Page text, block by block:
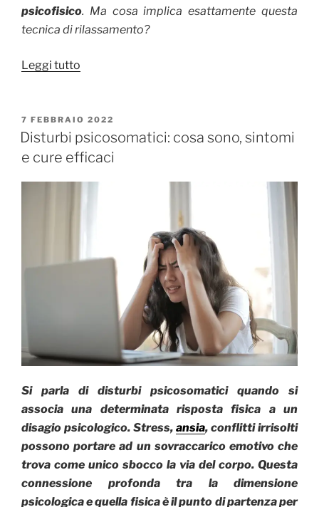
psicofisico. Ma cosa implica esattamente questa
tecnica di rilassamento?
Leggi tutto
benefici
e
come
PUBBLICATO
IL
7 FEBBRAIO 2022
Disturbi psicosomatici: cosa sono, sintomi
e cure efficaci
Si parla di disturbi psicosomatici quando si
associa una determinata risposta fisica a un
disagio psicologico. Stress, ansia, conflitti irrisolti
possono portare ad un sovraccarico emotivo che
trova come unico sbocco la via del corpo. Questa
connessione profonda tra la dimensione
psicologica e quella fisica è il punto di partenza per